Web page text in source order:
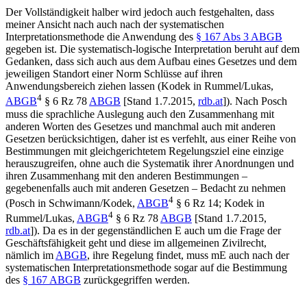
Der Vollständigkeit halber wird jedoch auch festgehalten, dass
meiner Ansicht nach auch nach der systematischen
Interpretationsmethode die Anwendung des § 167 Abs 3 ABGB
gegeben ist. Die systematisch-logische Interpretation beruht auf dem
Gedanken, dass sich auch aus dem Aufbau eines Gesetzes und dem
jeweiligen Standort einer Norm Schlüsse auf ihren
Anwendungsbereich ziehen lassen (Kodek in Rummel/Lukas,
ABGB4 § 6 Rz 78ABGB [Stand 1.7.2015, rdb.at]). Nach Posch
muss die sprachliche Auslegung auch den Zusammenhang mit
anderen Worten des Gesetzes und manchmal auch mit anderen
Gesetzen berücksichtigen, daher ist es verfehlt, aus einer Reihe von
Bestimmungen mit gleichgerichtetem Regelungsziel eine einzige
herauszugreifen, ohne auch die Systematik ihrer Anordnungen und
ihren Zusammenhang mit den anderen Bestimmungen –
gegebenenfalls auch mit anderen Gesetzen – Bedacht zu nehmen
(Posch in Schwimann/Kodek, ABGB4 § 6 Rz 14; Kodek in
Rummel/Lukas, ABGB4 § 6 Rz 78ABGB [Stand 1.7.2015,
rdb.at]). Da es in der gegenständlichen E auch um die Frage der
Geschäftsfähigkeit geht und diese im allgemeinen Zivilrecht,
nämlich imABGB, ihre Regelung findet, muss mE auch nach der
systematischen Interpretationsmethode sogar auf die Bestimmung
des § 167 ABGB zurückgegriffen werden.